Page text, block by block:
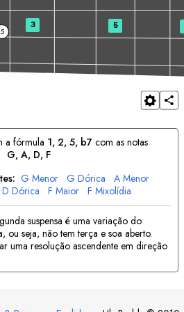
5
3 5
a fórmula 1, 2, 5, b7 com as notas
G, A, D, F
G Menor G Dórica A Menor
D Dórica F Maior F Mixolídia
suspensa é uma variação do
ou seja, não tem terça e soa aberto.
uma resolução ascendente em direção